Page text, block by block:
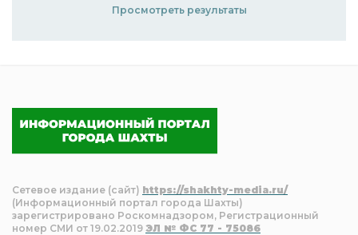
Просмотреть результаты
Сетевое издание (сайт) https://shakhty-media.ru/
(Информационный портал города Шахты)
зарегистрировано Роскомнадзором, Регистрационный
номер СМИ от 19.02.2019 ЭЛ № ФС 77 - 75086